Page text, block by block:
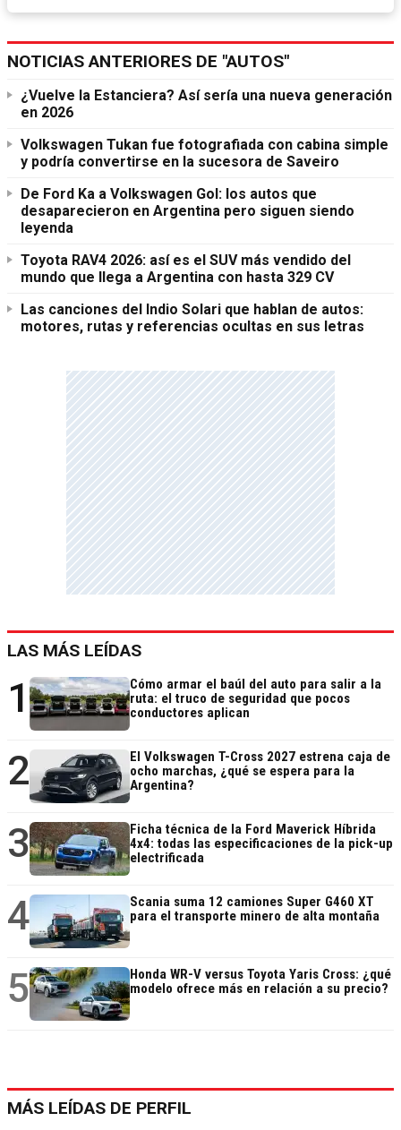
NOTICIAS ANTERIORES DE "AUTOS"
¿Vuelve la Estanciera? Así sería una nueva generación
en 2026
Volkswagen Tukan fue fotografiada con cabina simple
y podría convertirse en la sucesora de Saveiro
De Ford Ka a Volkswagen Gol: los autos que
desaparecieron en Argentina pero siguen siendo
leyenda
Toyota RAV4 2026: así es el SUV más vendido del
mundo que llega a Argentina con hasta 329 CV
Las canciones del Indio Solari que hablan de autos:
motores, rutas y referencias ocultas en sus letras
LAS MÁS LEÍDAS
1
Cómo armar el baúl del auto para salir a la
ruta: el truco de seguridad que pocos
conductores aplican
2
El Volkswagen T-Cross 2027 estrena caja de
ocho marchas, ¿qué se espera para la
Argentina?
3
Ficha técnica de la Ford Maverick Híbrida
4x4: todas las especificaciones de la pick-up
electrificada
4
Scania suma 12 camiones Super G460 XT
para el transporte minero de alta montaña
5
Honda WR-V versus Toyota Yaris Cross: ¿qué
modelo ofrece más en relación a su precio?
MÁS LEÍDAS DE PERFIL